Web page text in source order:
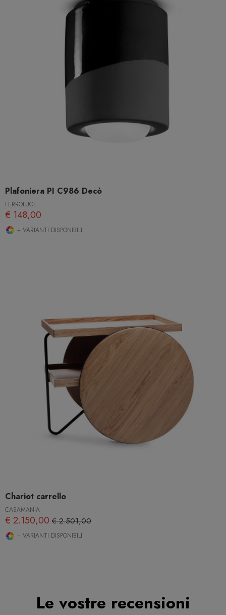
Plafoniera PI C986 Decò
FERROLUCE
€ 148,00
+ VARIANTI DISPONIBILI
Chariot carrello
CASAMANIA
€ 2.150,00 € 2.501,00
+ VARIANTI DISPONIBILI
Le vostre recensioni